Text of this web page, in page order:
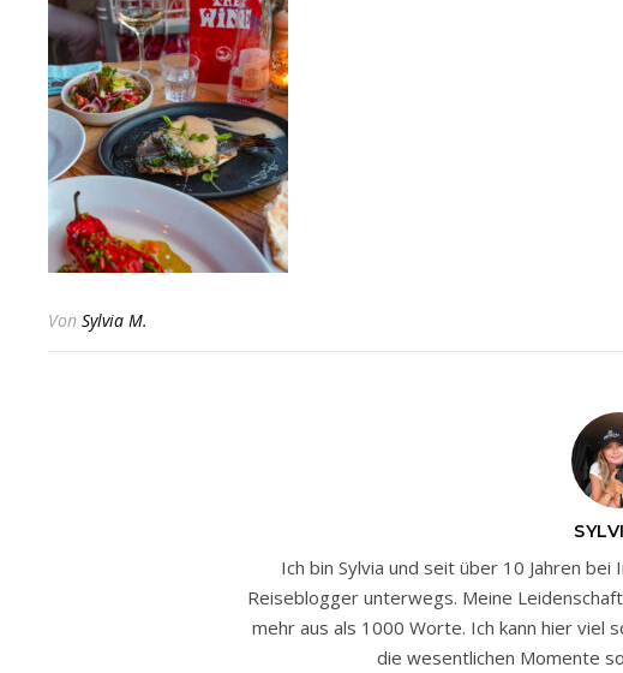
Von Sylvia M.
Ich bin Sylvia und seit über 10 Jahren
Reiseblogger unterwegs. Meine
mehr aus als 1000 Worte. Ich kann hier viel
die wesentlichen Momente